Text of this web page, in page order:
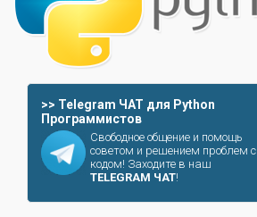
>> Telegram ЧАТ для Python
Программистов
Свободное общение и помощь
советом и решением проблем с
кодом! Заходите в наш
TELEGRAM ЧАТ!